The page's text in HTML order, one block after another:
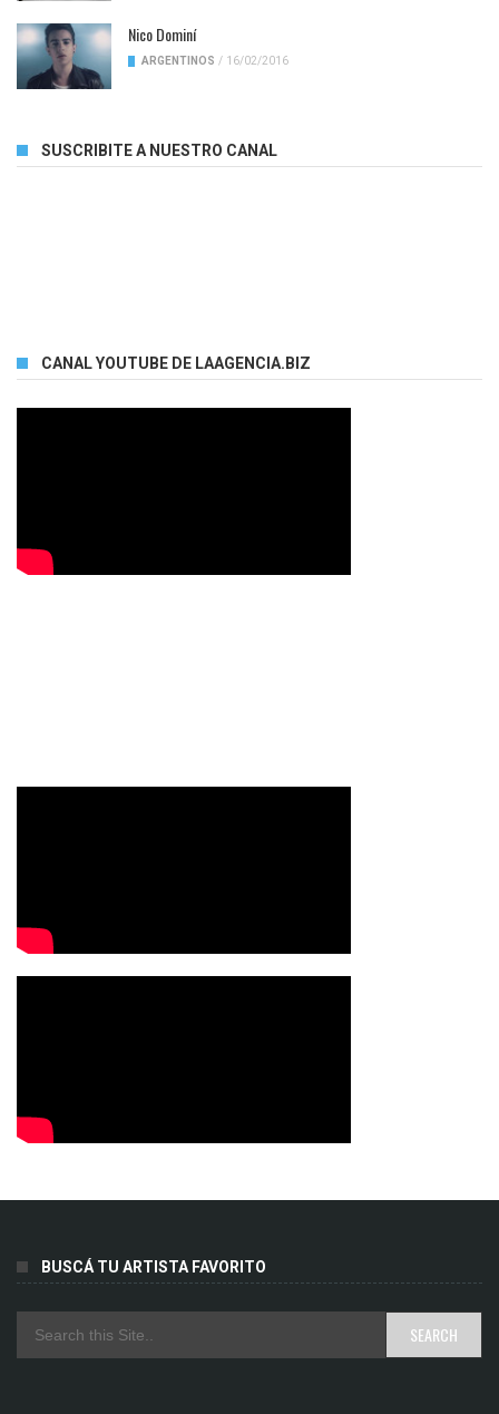
Nico Dominí
ARGENTINOS / 16/02/2016
SUSCRIBITE A NUESTRO CANAL
CANAL YOUTUBE DE LAAGENCIA.BIZ
BUSCÁ TU ARTISTA FAVORITO